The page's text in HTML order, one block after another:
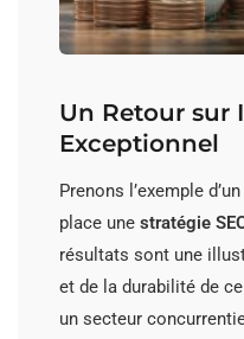
Un Retour sur
Exceptionnel
Prenons l’exemple
place une stratégie
résultats sont une
et de la durabilité de
un secteur